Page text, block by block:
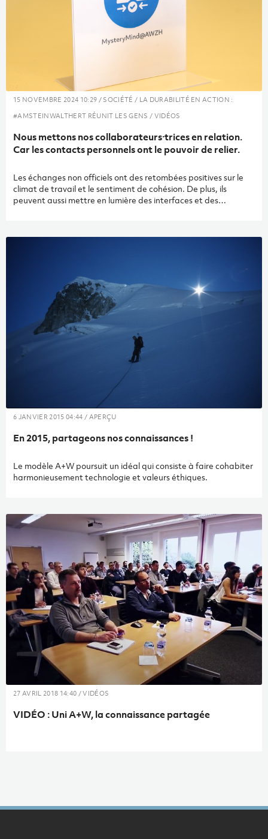
15 NOVEMBRE 2024 10:29 / SOCIÉTÉ / LA DURABILITÉ EN ACTION :
#AMSTEINWALTHERT RÉUNIT LES GENS / VIDÉOS
Nous mettons nos collaborateurs·trices en relation.
Car les contacts personnels ont le pouvoir de relier.
Les échanges non officiels ont des retombées positives sur le
climat de travail et le sentiment de cohésion. De plus, ils
peuvent aussi mettre en lumière des interfaces et des
importantes ou de limiter leur fréquence. Amstein + Walthert a
6 JANVIER 2015 04:44 / APERÇU
En 2015, partageons nos connaissances !
Le modèle A+W poursuit un idéal qui consiste à faire cohabiter
harmonieusement technologie et valeurs éthiques.
27 AVRIL 2018 14:40 / VIDÉOS
VIDÉ​O : Uni A+W, la connaissance partagée